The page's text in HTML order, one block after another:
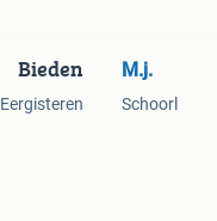
Bieden
Eergisteren
M.j.
Schoorl